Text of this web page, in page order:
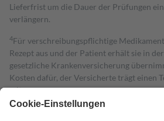
Lieferfrist um die Dauer der Prüfungen
verlängern.
4Für verschreibungspflichtige
Rezept aus und der Patient erhält sie in
gesetzliche Krankenversicherung
Kosten dafür, der Versicherte trägt einen
mit.
Grundsätzlich leisten Mitglieder